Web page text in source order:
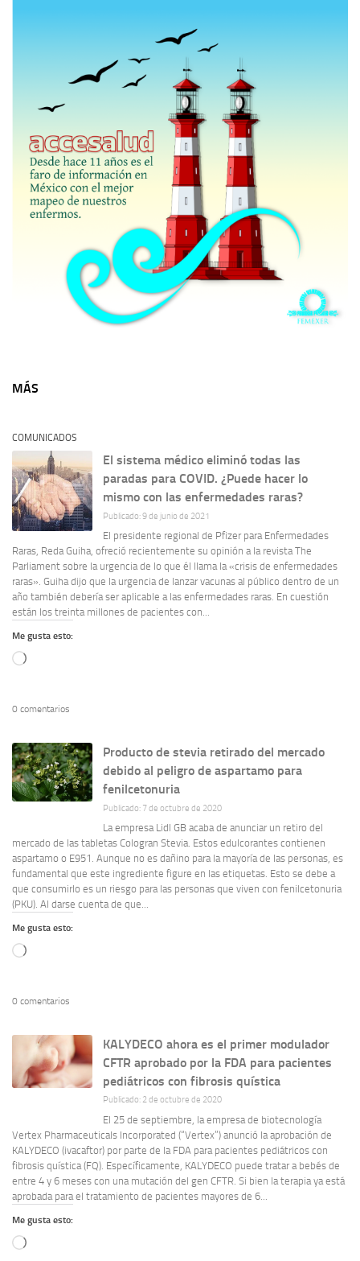
MÁS
COMUNICADOS
El sistema médico eliminó todas las
paradas para COVID. ¿Puede hacer lo
mismo con las enfermedades raras?
Publicado: 9 de junio de 2021
El presidente regional de Pfizer para Enfermedades
Raras, Reda Guiha, ofreció recientemente su opinión a la revista The
Parliament sobre la urgencia de lo que él llama la «crisis de enfermedades
raras». Guiha dijo que la urgencia de lanzar vacunas al público dentro de un
año también debería ser aplicable a las enfermedades raras. En cuestión
están los treinta millones de pacientes con...
Me gusta esto:
Cargando...
0 comentarios
Producto de stevia retirado del mercado
debido al peligro de aspartamo para
fenilcetonuria
Publicado: 7 de octubre de 2020
La empresa Lidl GB acaba de anunciar un retiro del
mercado de las tabletas Cologran Stevia. Estos edulcorantes contienen
aspartamo o E951. Aunque no es dañino para la mayoría de las personas, es
fundamental que este ingrediente figure en las etiquetas. Esto se debe a
que consumirlo es un riesgo para las personas que viven con fenilcetonuria
(PKU). Al darse cuenta de que...
Me gusta esto:
Cargando...
0 comentarios
KALYDECO ahora es el primer modulador
CFTR aprobado por la FDA para pacientes
pediátricos con fibrosis quística
Publicado: 2 de octubre de 2020
El 25 de septiembre, la empresa de biotecnología
Vertex Pharmaceuticals Incorporated (“Vertex”) anunció la aprobación de
KALYDECO (ivacaftor) por parte de la FDA para pacientes pediátricos con
fibrosis quística (FQ). Específicamente, KALYDECO puede tratar a bebés de
entre 4 y 6 meses con una mutación del gen CFTR. Si bien la terapia ya está
aprobada para el tratamiento de pacientes mayores de 6...
Me gusta esto:
Cargando...